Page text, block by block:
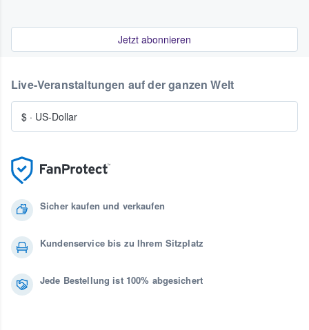
Jetzt abonnieren
Sicher kaufen und verkaufen
Kundenservice bis zu Ihrem Sitzplatz
Jede Bestellung ist 100% abgesichert
Live-Veranstaltungen auf der ganzen Welt
$ · US-Dollar